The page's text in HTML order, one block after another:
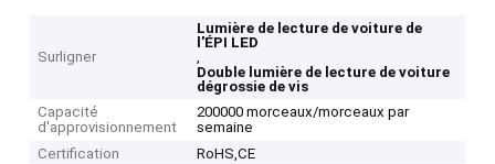
Surligner
Lumière de lecture de voiture de
l'ÉPI LED
,
Double lumière de lecture de voiture
dégrossie de vis
Capacité
d'approvisionnement
200000 morceaux/morceaux par
semaine
Certification
RoHS,CE